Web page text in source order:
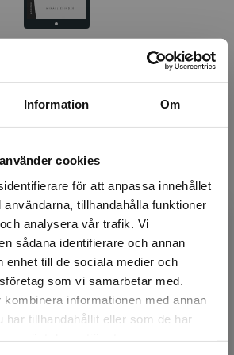
Information Om
cookies
för att anpassa innehållet
tillhandahålla funktioner
analysera vår trafik. Vi
sådana identifierare och annan
enhet till de sociala medier och
som vi samarbetar med.
informationen med annan
har tillhandahållit eller som de har
fraktregion
att du besöker
via en enhet utanför Sverige.
Den ekonomiska människan
Mikael Elinder
är docent och lektor i national­
universitet och är även